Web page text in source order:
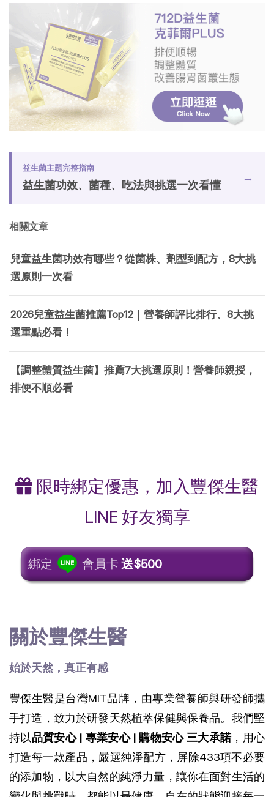
益生菌主題完整指南
益生菌功效、菌種、吃法與挑選一次看懂
→
相關文章
兒童益生菌功效有哪些？從菌株、劑型到配方，8大挑
選原則一次看
2026兒童益生菌推薦Top12｜營養師評比排行、8大挑
選重點必看！
【調整體質益生菌】推薦7大挑選原則！營養師親授，
排便不順必看
限時綁定優惠，加入豐傑生醫
LINE 好友獨享
綁定 會員卡送$500
關於豐傑生醫
始於天然，真正有感
豐傑生醫是台灣MIT品牌，由專業營養師與研發師攜
手打造，致力於研發天然植萃保健與保養品。我們堅
持以品質安心 | 專業安心 | 購物安心 三大承諾，用心
打造每一款產品， 嚴選純淨配方，屏除433項不必要
的添加物，以大自然的純淨力量，讓你在面對生活的